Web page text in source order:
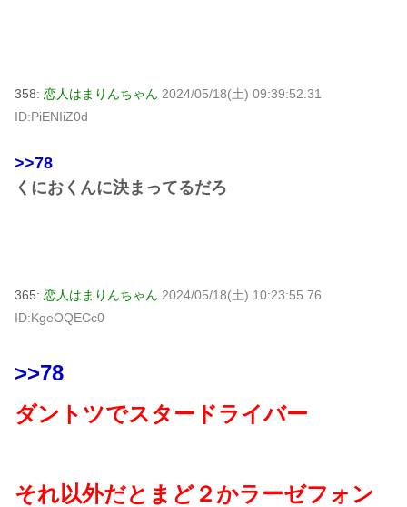
358: 恋人はまりんちゃん 2024/05/18(土) 09:39:52.31
ID:PiENIiZ0d
>>78
くにおくんに決まってるだろ
365: 恋人はまりんちゃん 2024/05/18(土) 10:23:55.76
ID:KgeOQECc0
>>78
ダントツでスタードライバー
それ以外だとまど２かラーゼフォン